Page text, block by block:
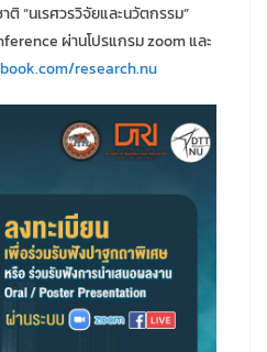
ติ “นเรศวรวิจัยและนวัตกรรม”
ผ่านโปรแกรม zoom และ
research.nu